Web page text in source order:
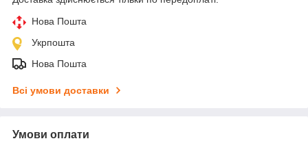
Нова Пошта
Укрпошта
Нова Пошта
Всі умови доставки
Умови оплати